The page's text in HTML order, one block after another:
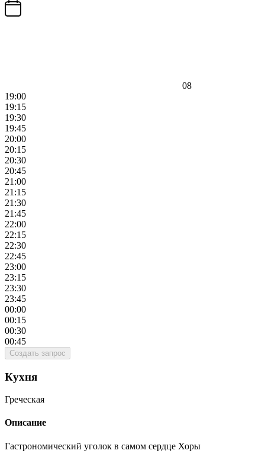
08
19:00
19:15
19:30
19:45
20:00
20:15
20:30
20:45
21:00
21:15
21:30
21:45
22:00
22:15
22:30
22:45
23:00
23:15
23:30
23:45
00:00
00:15
00:30
00:45
Создать запрос
Кухня
Греческая
Описание
Гастрономический уголок в самом сердце Хоры